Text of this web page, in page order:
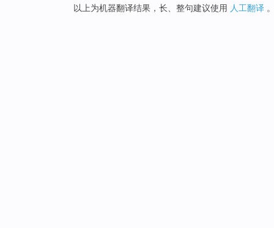
以上为机器翻译结果，长、整句建议使用 人工翻译